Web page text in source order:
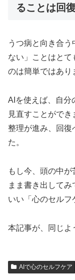
ることは回
うつ病と向き合
ない」ことはとて
のは簡単ではあり
AIを使えば、自分
見直すことがで
整理が進み、回復
た。
もし今、頭の中
まま書き出して
いい「心のセルフ
本記事が、同じよ
AIで心のセルフケア